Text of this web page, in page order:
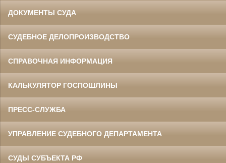
ДОКУМЕНТЫ СУДА
СУДЕБНОЕ ДЕЛОПРОИЗВОДСТВО
СПРАВОЧНАЯ ИНФОРМАЦИЯ
КАЛЬКУЛЯТОР ГОСПОШЛИНЫ
ПРЕСС-СЛУЖБА
УПРАВЛЕНИЕ СУДЕБНОГО ДЕПАРТАМЕНТА
СУДЫ СУБЪЕКТА РФ